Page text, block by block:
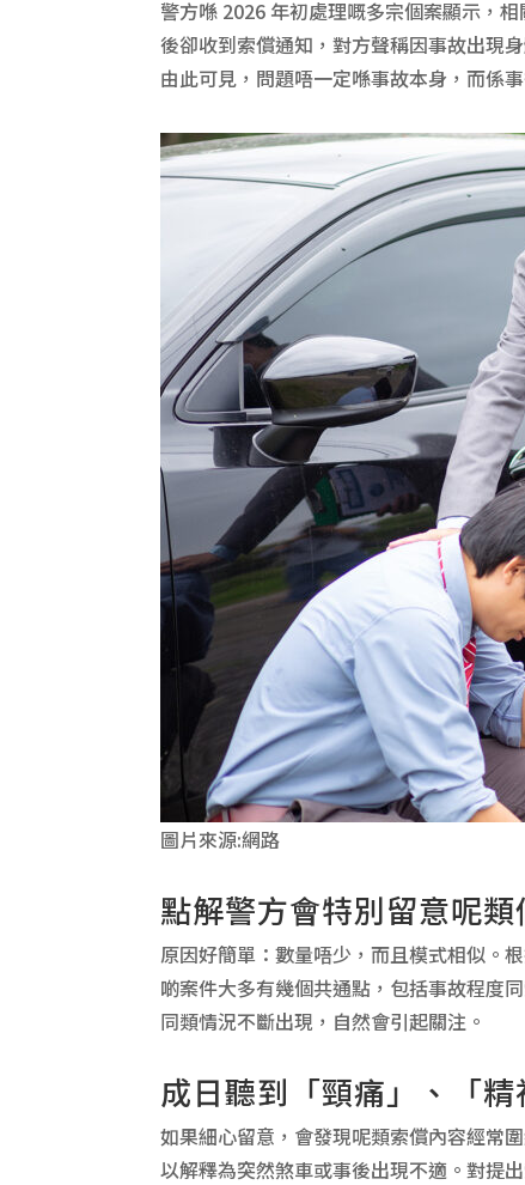
警方喺 2026 年初處理嘅多宗個案顯示，
後卻收到索償通知，對方聲稱因事故出現
由此可見，問題唔一定喺事故本身，而係
圖片來源:網路
點解警方會特別留意呢類
原因好簡單：數量唔少，而且模式相似。
啲案件大多有幾個共通點，包括事故程度
同類情況不斷出現，自然會引起關注。
成日聽到「頸痛」、「
如果細心留意，會發現呢類索償內容經常
以解釋為突然煞車或事後出現不適。對提